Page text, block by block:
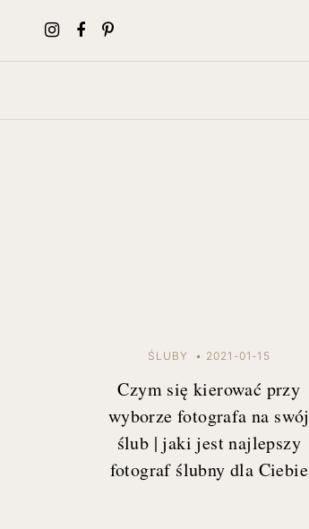
ŚLUBY 2021-01-15
Czym się kierować przy
wyborze fotografa na swój
ślub | jaki jest najlepszy
fotograf ślubny dla Ciebie